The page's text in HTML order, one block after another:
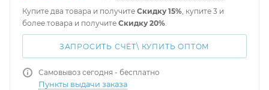
Купите два товара и получите Скидку 15%, купите 3 и
более товара и получите Скидку 20%.
ЗАПРОСИТЬ СЧЁТ\ КУПИТЬ ОПТОМ
Самовывоз сегодня - бесплатно
Пункты выдачи заказа